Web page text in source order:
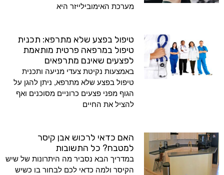
מערכת האימובילייזר היא
טיפול בפצע שלא מתרפא: תכנית
טיפול במרפאה פרטית מותאמת
לפצעים שאינם מתרפאים
באמצעות נקיטת צעדי מניעה ותכנית
טיפול בפצע שלא מתרפא, ניתן להגן על
הגוף מפני פצעים כרוניים מסוכנים ואף
להציל את החיים
האם כדאי לרכוש אבן קיסר
למטבח? כל התשובות
במדריך הבא נסביר מה היתרונות של שיש
הקיסר ולמה כדאי לכם לבחור בו כשיש